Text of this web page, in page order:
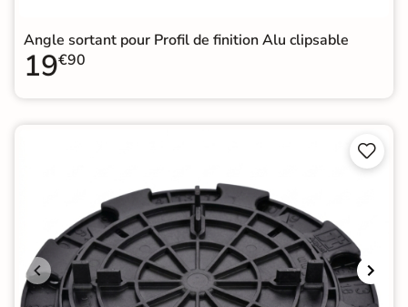
Angle sortant pour Profil de finition Alu clipsable
19€90

